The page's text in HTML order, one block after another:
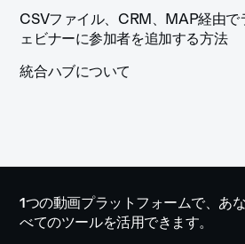
CSVファイル、CRM、MAP経由で
ェビナーに参加者を追加する方法
統合ハブについて
1つの動画プラットフォームで、あ
べてのツールを活用できます。